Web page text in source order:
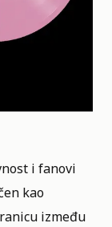
i fanovi
kao
između